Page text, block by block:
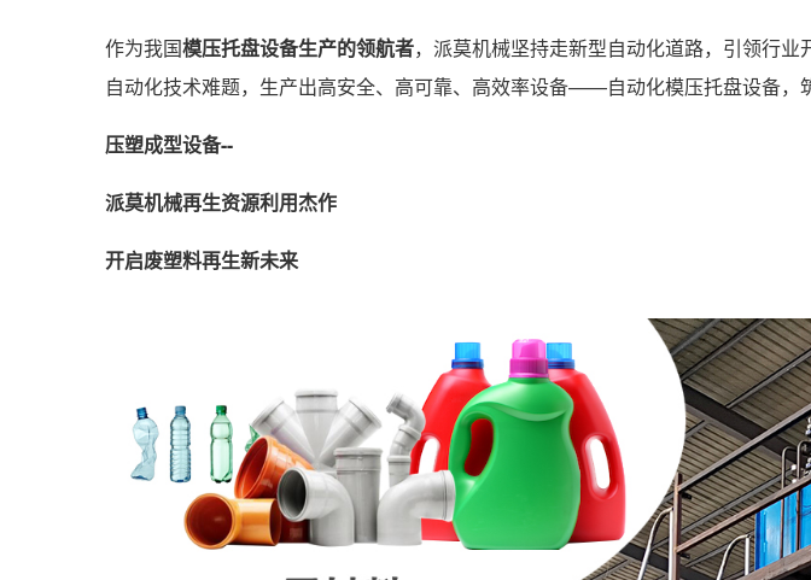
作为我国模压托盘设备生产的领航者，派莫机械坚持走新型自动化道路，引领行
自动化技术难题，生产出高安全、高可靠、高效率设备——自动化模压托盘设备，
压塑成型设备--
派莫机械再生资源利用杰作
开启废塑料再生新未来